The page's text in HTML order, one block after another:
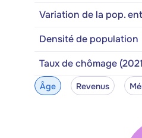
Variation de la pop.
Densité de population
Taux de chômage
Âge Revenus